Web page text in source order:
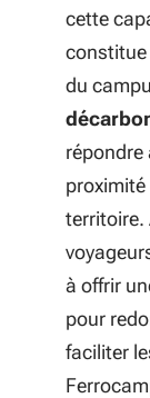
cette
constitue
du
répondre
proximité
territoire.
à offrir
pour
faciliter